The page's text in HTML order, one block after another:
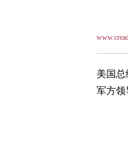
美国总
军方领